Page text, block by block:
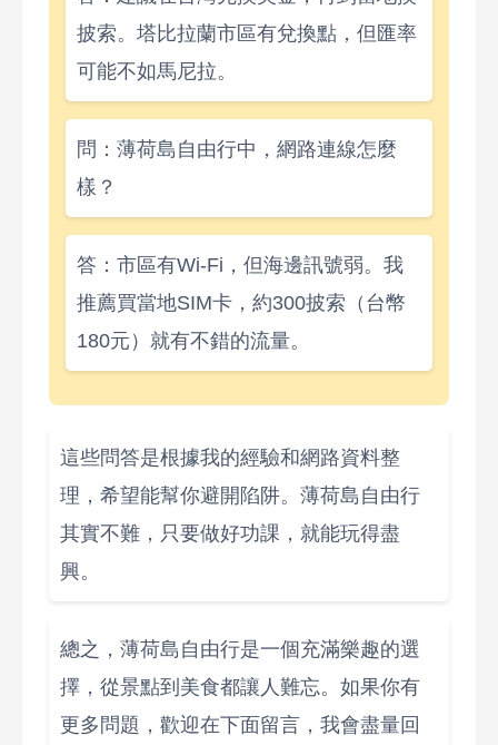
披索。塔比拉蘭市區有兌換點，但匯率
可能不如馬尼拉。
問：薄荷島自由行中，網路連線怎麼
樣？
答：市區有Wi-Fi，但海邊訊號弱。我
推薦買當地SIM卡，約300披索（台幣
180元）就有不錯的流量。
這些問答是根據我的經驗和網路資料整
理，希望能幫你避開陷阱。薄荷島自由行
其實不難，只要做好功課，就能玩得盡
興。
總之，薄荷島自由行是一個充滿樂趣的選
擇，從景點到美食都讓人難忘。如果你有
更多問題，歡迎在下面留言，我會盡量回